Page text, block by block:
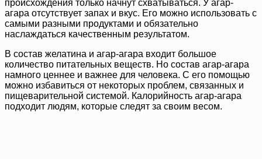
происхождения только начнут схватываться. У агар-
агара отсутствует запах и вкус. Его можно использовать с
самыми разными продуктами и обязательно
наслаждаться качественным результатом.
В состав желатина и агар-агара входит большое
количество питательных веществ. Но состав агар-агара
намного ценнее и важнее для человека. С его помощью
можно избавиться от некоторых проблем, связанных и
пищеварительной системой. Калорийность агар-агара
подходит людям, которые следят за своим весом.